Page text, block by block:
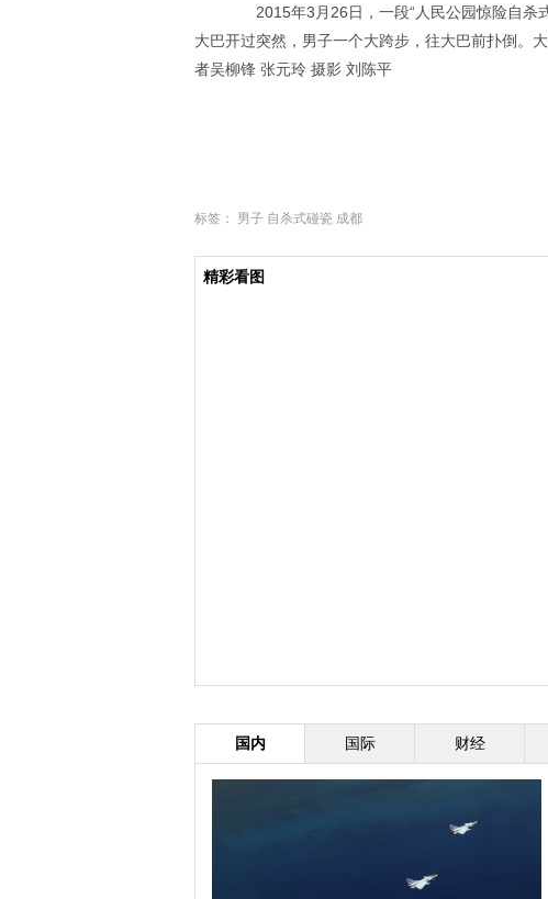
2015年3月26日，一段“人民公园惊险自杀式
大巴开过突然，男子一个大跨步，往大巴前扑倒。
者吴柳锋 张元玲 摄影 刘陈平
标签： 男子 自杀式碰瓷 成都
精彩看图
国内 国际 财经